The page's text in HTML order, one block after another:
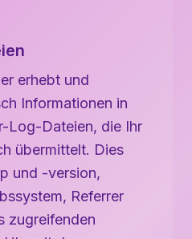
erhebt und
Informationen in
Log-Dateien, die Ihr
übermittelt. Dies
und -version,
Referrer
zugreifenden